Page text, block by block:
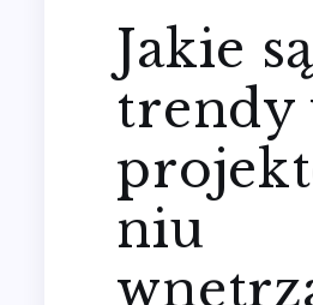
Jakie są
trendy
niu